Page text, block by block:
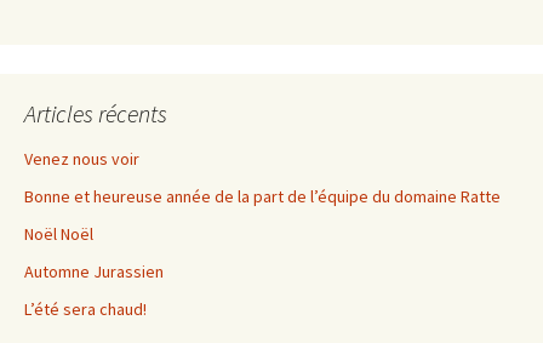
Articles récents
Venez nous voir
Bonne et heureuse année de la part de l’équipe du domaine Ratte
Noël Noël
Automne Jurassien
L’été sera chaud!